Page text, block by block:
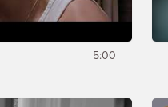
5:00